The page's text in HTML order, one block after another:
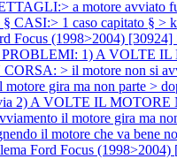
a motore avviato
§ CASI:> 1 caso capitato § >
Focus (1998>2004)
1) A VOLTE IL
> il motore non si
motore gira ma non parte >
2) A VOLTE IL
il motore gira ma
il motore che va bene
Ford Focus